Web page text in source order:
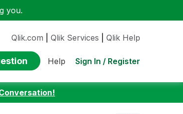
you.
Qlik.com Qlik Services Qlik Help
Help Sign In / Register